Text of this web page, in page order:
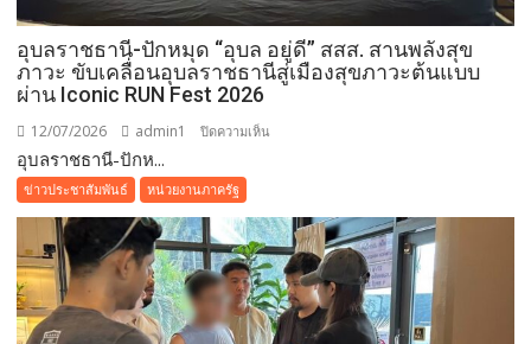
ป่วย
เตียง
ไร้
“ไม่
ทิ้ง
ประชาชน”
อุบลราชธานี-ปักหมุด “อุบล อยู่ดี” สสส. สานพลังสุข
ภาวะ ขับเคลื่อนอุบลราชธานีสู่เมืองสุขภาวะต้นแบบ
ผ่าน Iconic RUN Fest 2026
12/07/2026 admin1 ปิดความเห็น
“อุบล
อยู่ดี”
สสส.
สาน
พลัง
อุบลราชธานี-ปักห...
ข่าวประชาสัมพันธ์ หน่วยงานภาครัฐ